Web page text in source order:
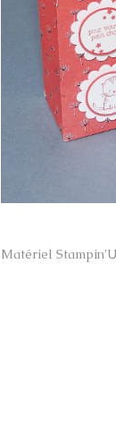
Matériel